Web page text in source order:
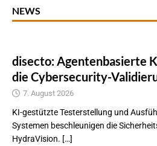
NEWS
disecto: Agentenbasierte
die Cybersecurity-
7. August 2026
KI-gestützte Testerstellung und
Systemen beschleunigen die
HydraVision. […]